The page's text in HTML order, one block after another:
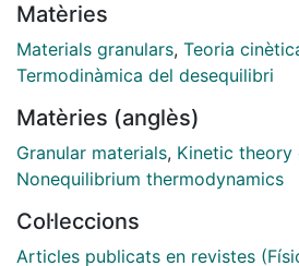
in a quantitative manner the
chaos, i.e. factorization of the
function, $f^{(2)}(x_1,x_2) \simeq
= \{{\bf r}_i, {\bf v}_i \}$ with
represents the position
that molecular chaos is only
there is a predominance of
of this singular region grows with
Matèries
Materials granulars, Teoria
Termodinàmica del desequilibri
Matèries (anglès)
Granular materials, Kinetic theory
Nonequilibrium thermodynamics
Col·leccions
Articles publicats en revistes